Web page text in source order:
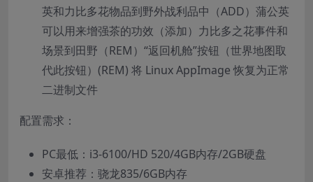
英和力比多花物品到野外战利品中（ADD）蒲公英
可以用来增强茶的功效（添加）力比多之花事件和
场景到田野（REM）“返回机舱”按钮（世界地图取
代此按钮）(REM) 将 Linux AppImage 恢复为正常
二进制文件
配置需求：
PC最低：i3-6100/HD 520/4GB内存/2GB硬盘
安卓推荐：骁龙835/6GB内存